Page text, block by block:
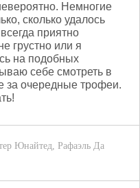
Немногие
сколько удалось
приятно
грустно или я
на подобных
себе смотреть в
за очередные трофеи.
Юнайтед, Рафаэль Да